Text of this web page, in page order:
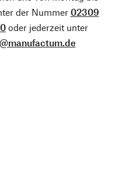
der Nummer 02309
oder jederzeit unter